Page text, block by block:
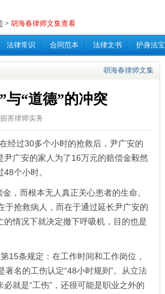
胡海春律师文集
“道德”的冲突
害律师实务
经过30多个小时的抢救后，尹广安的
广安的家人为了16万元的赔偿金毅然
个小时。
而根本无人真正关心患者的生命。
于抢救病人，而在于通过延长尹广安的
情况下就决定撤下呼吸机，目的也是
条规定：在工作时间和工作岗位，
名的工伤认定“48小时规则”。从立法
就是“工伤”，还很可能是职业之外的
> 胡海春律师文集查看
法律常识 合同范本 法律文书 护身法宝